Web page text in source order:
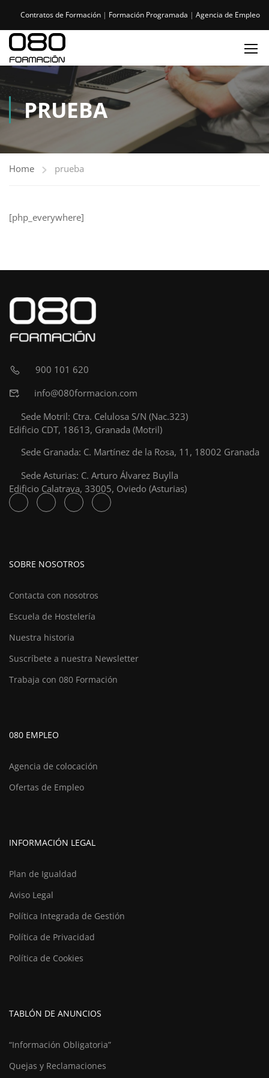
Contratos de Formación | Formación Programada | Agencia de Empleo
PRUEBA
Home prueba
[php_everywhere]
900 101 620
info@080formacion.com
Sede Motril: Ctra. Celulosa S/N (Nac.323)
Edificio CDT, 18613, Granada (Motril)
Sede Granada: C. Martínez de la Rosa, 11, 18002 Granada
Sede Asturias: C. Arturo Álvarez Buylla
Edificio Calatrava, 33005, Oviedo (Asturias)
SOBRE NOSOTROS
Contacta con nosotros
Escuela de Hostelería
Nuestra historia
Suscríbete a nuestra Newsletter
Trabaja con 080 Formación
080 EMPLEO
Agencia de colocación
Ofertas de Empleo
INFORMACIÓN LEGAL
Plan de Igualdad
Aviso Legal
Política Integrada de Gestión
Política de Privacidad
Política de Cookies
TABLÓN DE ANUNCIOS
“Información Obligatoria”
Quejas y Reclamaciones